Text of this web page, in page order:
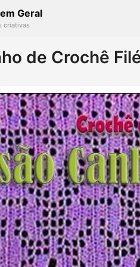
Geral
criativas
de Crochê